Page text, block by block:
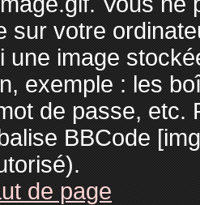
sur votre
une image
exemple : les
de passe, etc.
BBCode
de page